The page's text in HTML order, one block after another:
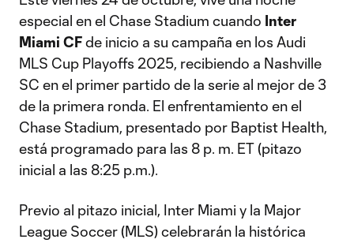
especial en el Chase Stadium cuando Inter
Miami CFde inicio a su campaña en los Audi
MLS Cup Playoffs 2025, recibiendo a Nashville
SC en el primer partido de la serie al mejor de 3
de la primera ronda. El enfrentamiento en el
Chase Stadium, presentado por Baptist Health,
está programado para las 8 p. m. ET (pitazo
inicial a las 8:25 p.m.).
Previo al pitazo inicial, Inter Miami y la Major
League Soccer (MLS) celebrarán la histórica